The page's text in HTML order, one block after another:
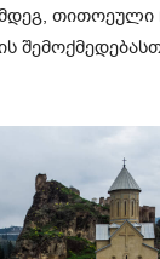
თითოეული